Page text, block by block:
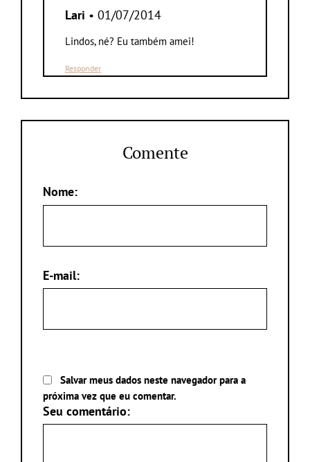
Lari • 01/07/2014
Lindos, né? Eu também amei!
Responder
Comente
Nome:
E-mail:
Salvar meus dados neste navegador para a
próxima vez que eu comentar.
Seu comentário: